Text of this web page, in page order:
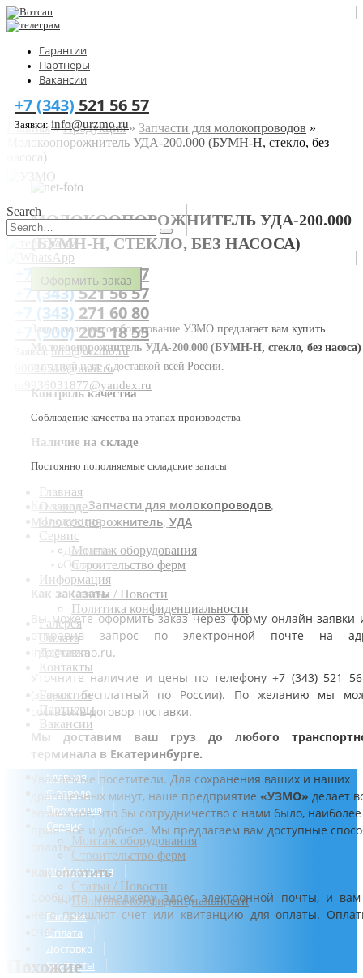
Гарантии
Партнеры
Вакансии
+7 (343) 521 56 57
Заявки:info@urzmo.ru
Search
+7 (993)603 18 77
+7 (343)521 56 57
+7 (343) 271 60 80
+7 (900)205 18 55
Заявки: info@urzmo.ru
90020518@mail.ru
m9936031877@yandex.ru
Главная
О заводе
Продукция
Сервис
Монтаж оборудования
Строительство ферм
Информация
Статьи / Новости
Политика конфиденциальности
Галерея
Оплата
Доставка
Контакты
Гарантии
Партнеры
Вакансии
Главная
О заводе
Продукция
Сервис
Монтаж оборудования
Строительство ферм
Информация
Статьи / Новости
Политика конфиденциальности
Галерея
Оплата
Доставка
Контакты
Главная»Продукция» Запчасти для молокопроводов »
Молокоопорожнитель УДА-200.000 (БУМН-Н, стекло, без
насоса)
МОЛОКООПОРОЖНИТЕЛЬ УДА-200.000
(БУМН-Н, СТЕКЛО, БЕЗ НАСОСА)
Оформить заказ
Завод молочного оборудование УЗМО предлагает вам купить
Молокоопорожнитель УДА-200.000 (БУМН-Н, стекло, без насоса)
выгодной цене с доставкой всей России.
Контроль качества
Соблюдение качества на этапах производства
Наличие на складе
Постоянно пополняемые складские запасы
Категории:Запчасти для молокопроводов
Молокоопорожнитель УДА
Доставка
Оплата
Как заказать
Вы можете оформить заказ через форму онлайн заявки
отправив запрос по электронной почте на
info@urzmo.ru.
Уточните наличие и цены по телефону +7 (343) 521
(звонок бесплатный по России). По желанию мы
составить договор поставки.
Мы доставим ваш груз до любого
терминала в Екатеринбурге.
Уважаемые посетители. Для сохранения ваших и наших
драгоценных минут, наше предприятие «УЗМО» делает
возможное, что бы сотрудничество с нами было, наиболее
приятное и удобное. Мы предлагаем вам доступные
оплаты.
Как оплатить
Сообщите менеджеру адрес электронной почты, и
него пришлют счет или квитанцию для оплаты.
счет.
Похожие